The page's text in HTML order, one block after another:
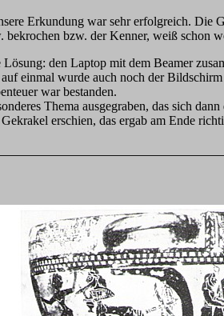
Erkundung war sehr erfolgreich. Die
bzw. der Kenner, weiß schon
den Laptop mit dem Beamer
einmal wurde auch noch der
war bestanden.
Thema ausgegraben, das sich
erschien, das ergab am Ende